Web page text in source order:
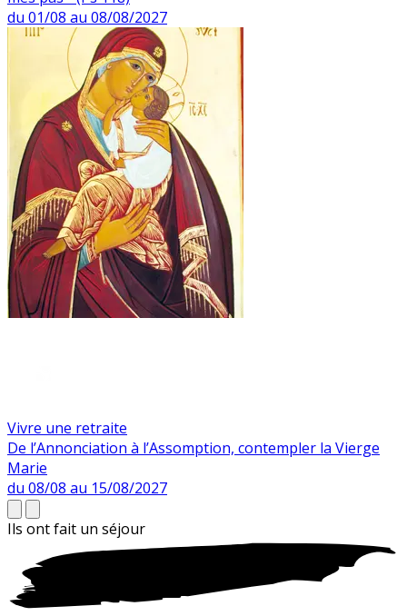
du 01/08 au 08/08/2027
Vivre une retraite
De l’Annonciation à l’Assomption, contempler la Vierge
Marie
du 08/08 au 15/08/2027
Ils ont fait un séjour